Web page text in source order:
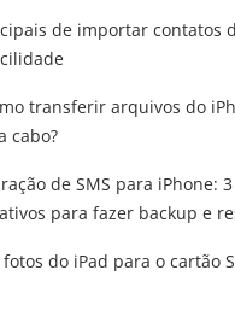
de importar contatos
transferir arquivos do
cabo?
de SMS para iPhone:
para fazer backup e
do iPad para o cartão